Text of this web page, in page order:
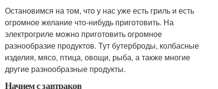
Остановимся на том, что у нас уже есть гриль и есть
огромное желание что-нибудь приготовить. На
электрогриле можно приготовить огромное
разнообразие продуктов. Тут бутерброды, колбасные
изделия, мясо, птица, овощи, рыба, а также многие
другие разнообразные продукты.
Начнем с завтраков